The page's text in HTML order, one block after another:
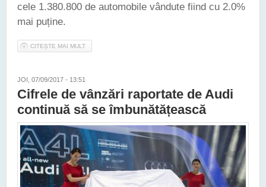
cele 1.380.800 de automobile vândute fiind cu 2.0%
mai puține.
CITEȘTE MAI MULT
JOI, 07/09/2017 - 13:51
Cifrele de vânzări raportate de Audi
continuă să se îmbunătățească